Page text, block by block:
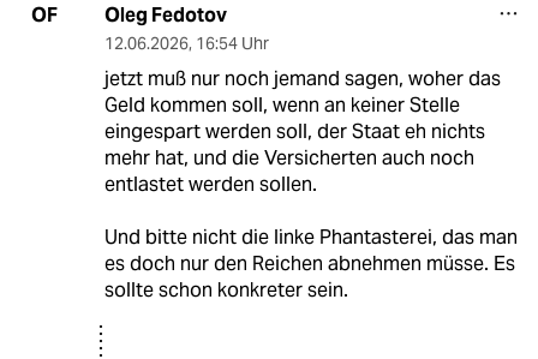
OF Oleg Fedotov
12.06.2026, 16:54 Uhr
jetzt muß nur noch jemand sagen, woher das
Geld kommen soll, wenn an keiner Stelle
eingespart werden soll, der Staat eh nichts
mehr hat, und die Versicherten auch noch
entlastet werden sollen.
Und bitte nicht die linke Phantasterei, das man
es doch nur den Reichen abnehmen müsse. Es
sollte schon konkreter sein.